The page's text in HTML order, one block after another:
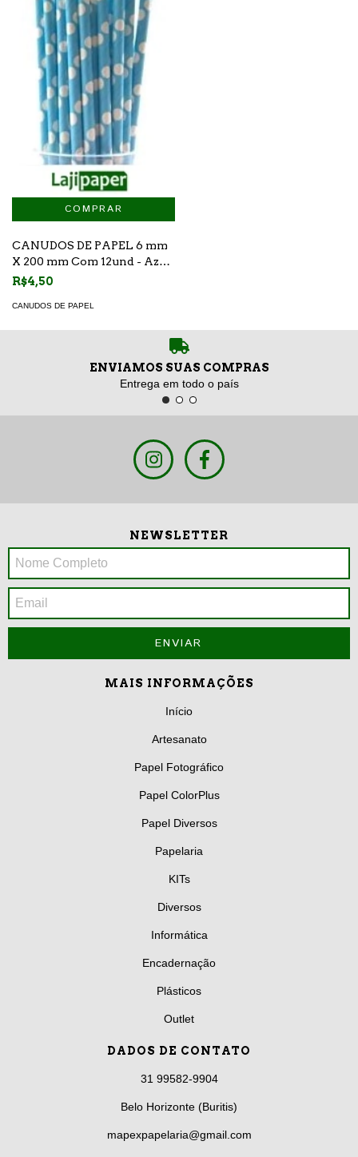
CANUDOS DE PAPEL 6 mm
X 200 mm Com 12und - Azul
Claro e Branco Bolinhas
R$4,50
CANUDOS DE PAPEL
ENVIAMOS SUAS COMPRAS
Entrega em todo o país
NEWSLETTER
MAIS INFORMAÇÕES
Início
Artesanato
Papel Fotográfico
Papel ColorPlus
Papel Diversos
Papelaria
KITs
Diversos
Informática
Encadernação
Plásticos
Outlet
DADOS DE CONTATO
31 99582-9904
Belo Horizonte (Buritis)
mapexpapelaria@gmail.com